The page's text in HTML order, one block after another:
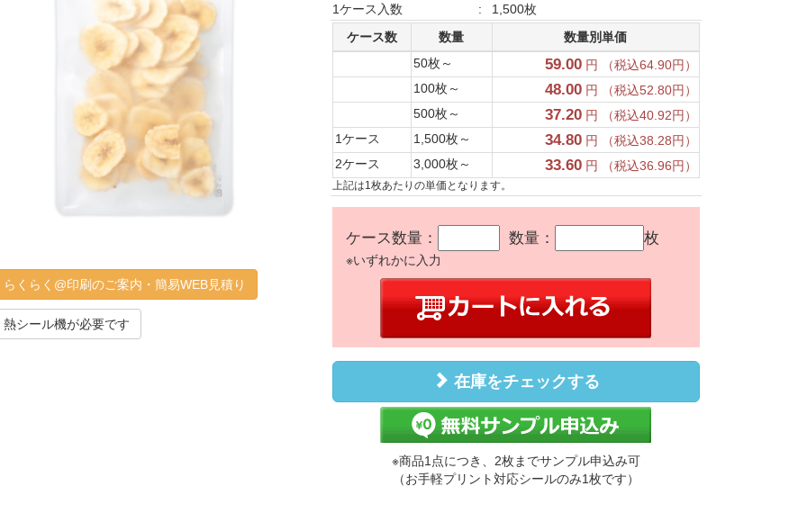
らくらく@印刷のご案内・簡易WEB見積り
熱シール機が必要です
1ケース入数
:
1,500枚
ケース数
数量
数量別単価
50枚～
59.00円 （税込64.90円）
100枚～
48.00円 （税込52.80円）
500枚～
37.20円 （税込40.92円）
1ケース
1,500枚～ 34.80円 （税込38.28円）
2ケース
3,000枚～ 33.60円 （税込36.96円）
上記は1枚あたりの単価となります。
ケース数量： 数量： 枚
※いずれかに入力
在庫をチェックする
※商品1点につき、2枚までサンプル申込み可
（お手軽プリント対応シールのみ1枚です）